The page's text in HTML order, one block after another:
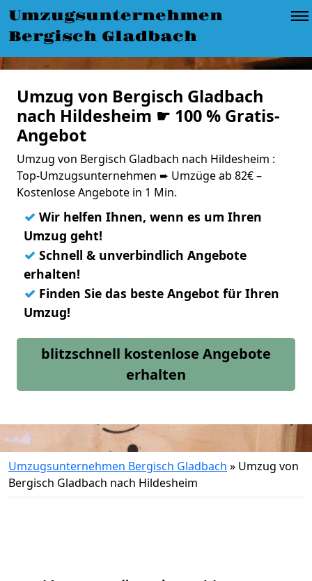
Umzugsunternehmen
Bergisch Gladbach
Umzug von Bergisch Gladbach
nach Hildesheim ☛ 100 % Gratis-
Angebot
Umzug von Bergisch Gladbach nach Hildesheim :
Top-Umzugsunternehmen ➨ Umzüge ab 82€ –
Kostenlose Angebote in 1 Min.
✓ Wir helfen Ihnen, wenn es um Ihren
Umzug geht!
✓ Schnell & unverbindlich Angebote
erhalten!
✓ Finden Sie das beste Angebot für Ihren
Umzug!
blitzschnell kostenlose Angebote
erhalten
Umzugsunternehmen Bergisch Gladbach » Umzug von
Bergisch Gladbach nach Hildesheim